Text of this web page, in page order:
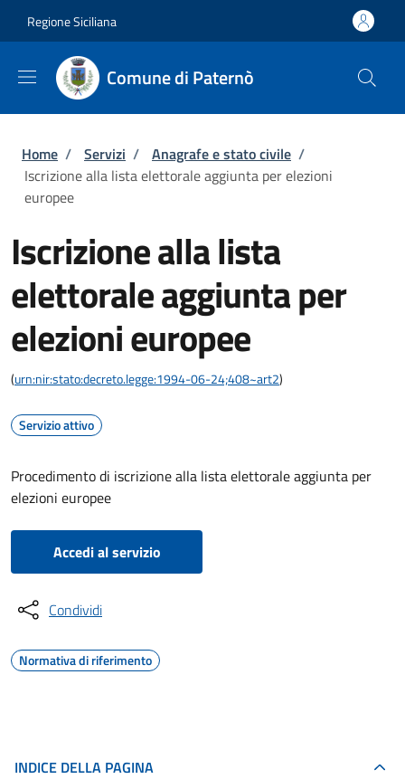
Regione Siciliana
Comune di Paternò
Briciole di pane
Home / Servizi / Anagrafe e stato civile /
Iscrizione alla lista elettorale aggiunta per elezioni
europee
Iscrizione alla lista
elettorale aggiunta per
elezioni europee
(urn:nir:stato:decreto.legge:1994-06-24;408~art2)
Servizio attivo
Procedimento di iscrizione alla lista elettorale aggiunta per
elezioni europee
Accedi al servizio
Condividi
Normativa di riferimento
INDICE DELLA PAGINA